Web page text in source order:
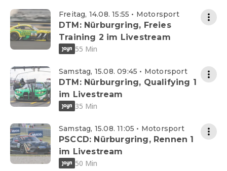
Freitag, 14.08. 15:55 • Motorsport
DTM: Nürburgring, Freies
Training 2 im Livestream
55 Min
Samstag, 15.08. 09:45 • Motorsport
DTM: Nürburgring, Qualifying 1
im Livestream
35 Min
Samstag, 15.08. 11:05 • Motorsport
PSCCD: Nürburgring, Rennen 1
im Livestream
50 Min